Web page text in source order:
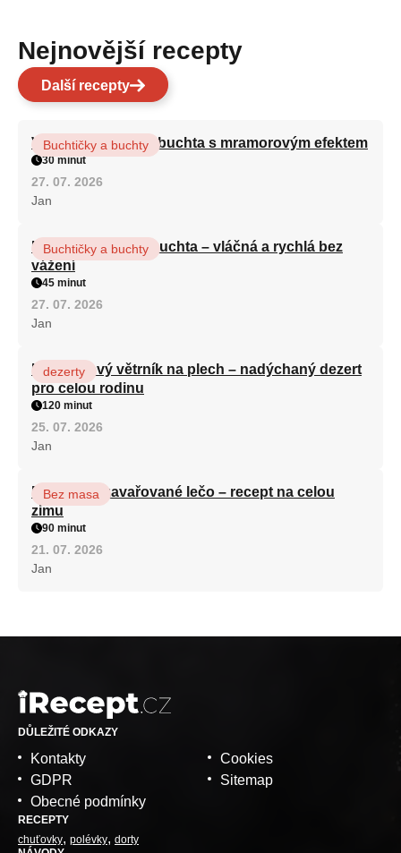
Nejnovější recepty
Další recepty
Vláčná olejová litá buchta s mramorovým efektem
Buchtičky a buchty
30 minut
27. 07. 2026
Jan
Hrnková maková buchta – vláčná a rychlá bez
vážení
Buchtičky a buchty
45 minut
27. 07. 2026
Jan
Karamelový větrník na plech – nadýchaný dezert
pro celou rodinu
dezerty
120 minut
25. 07. 2026
Jan
Babiččino zavařované lečo – recept na celou
zimu
Bez masa
90 minut
21. 07. 2026
Jan
DŮLEŽITÉ ODKAZY
Kontakty
GDPR
Obecné podmínky
Cookies
Sitemap
RECEPTY
chuťovky polévky dorty